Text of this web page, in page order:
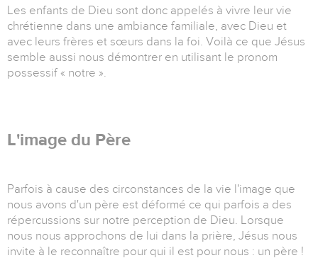
Les enfants de Dieu sont donc appelés à vivre leur vie
chrétienne dans une ambiance familiale, avec Dieu et
avec leurs frères et sœurs dans la foi. Voilà ce que Jésus
semble aussi nous démontrer en utilisant le pronom
possessif « notre ».
L'image du Père
Parfois à cause des circonstances de la vie l'image que
nous avons d'un père est déformé ce qui parfois a des
répercussions sur notre perception de Dieu. Lorsque
nous nous approchons de lui dans la prière, Jésus nous
invite à le reconnaître pour qui il est pour nous : un père !